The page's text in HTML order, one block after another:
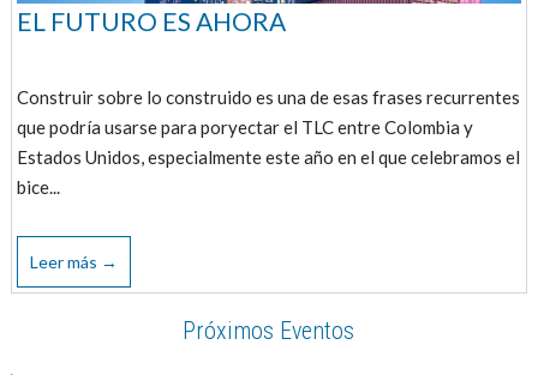
EL FUTURO ES AHORA
Construir sobre lo construido es una de esas frases recurrentes
que podría usarse para poryectar el TLC entre Colombia y
Estados Unidos, especialmente este año en el que celebramos el
bice...
Leer más →
Próximos Eventos